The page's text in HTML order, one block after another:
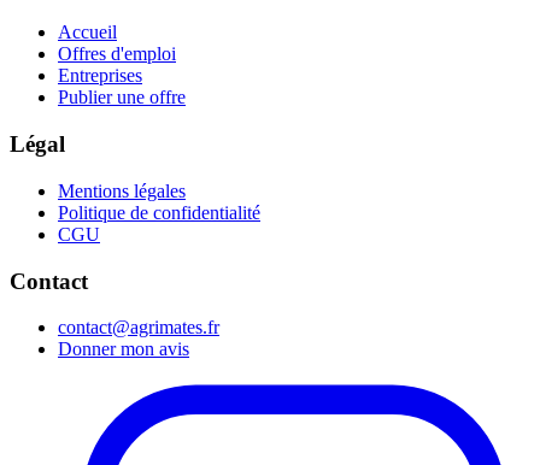
Accueil
Offres d'emploi
Entreprises
Publier une offre
Légal
Mentions légales
Politique de confidentialité
CGU
Contact
contact@agrimates.fr
Donner mon avis